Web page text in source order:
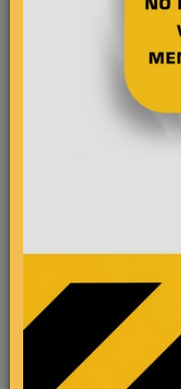
Comentarios